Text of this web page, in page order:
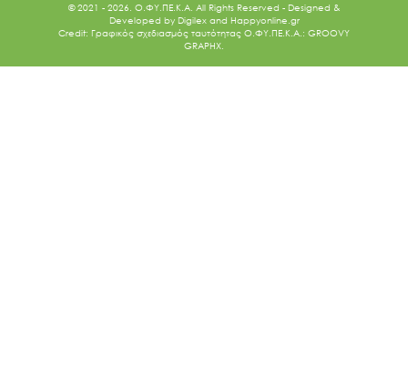
© 2021 - 2026. O.ΦΥ.ΠΕ.Κ.Α. All Rights Reserved - Designed &
Developed by Digilex and Happyonline.gr
Credit: Γραφικός σχεδιασμός ταυτότητας Ο.ΦΥ.ΠΕ.Κ.Α.: GROOVY
GRAPHX.